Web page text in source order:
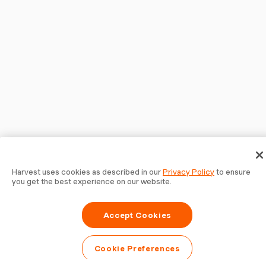
Harvest uses cookies as described in ourPrivacy Policyto ensure
you get the best experience on our website.
Accept Cookies
Cookie Preferences